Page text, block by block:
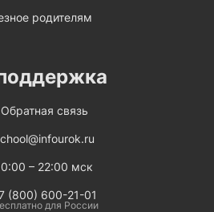
родителям
Обратная связь
– 22:00 мск
(800) 600-21-01
для России